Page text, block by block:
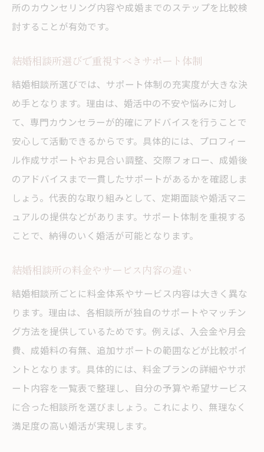
神奈川の結婚相談所サービス内容の違い解
説
結婚相談所料金とサービスで選ぶ際の基準
料金比較で見逃せない結婚相談所の特徴
サービス重視の結婚相談所選びを成功させ
る
結婚相談所を通じたパートナー探し成功の秘訣
結婚相談所で理想のパートナーを見つける
秘訣
川崎の結婚相談所で成婚率を高める方法
サポート活用でパートナー探しを成功へ導
く
結婚相談所の特徴別に自分に合う場所を探す
結婚相談所のタイプ別特徴と選び方ガイド
自分に合う結婚相談所を特徴から見極める
神奈川の相談所で最適なスタイルを探す方
所のカウンセリング内容や成婚までのステップを比較検
討することが有効です。
結婚相談所選びで重視すべきサポート体制
結婚相談所選びでは、サポート体制の充実度が大きな決
め手となります。理由は、婚活中の不安や悩みに対し
て、専門カウンセラーが的確にアドバイスを行うことで
安心して活動できるからです。具体的には、プロフィー
ル作成サポートやお見合い調整、交際フォロー、成婚後
のアドバイスまで一貫したサポートがあるかを確認しま
しょう。代表的な取り組みとして、定期面談や婚活マニ
ュアルの提供などがあります。サポート体制を重視する
ことで、納得のいく婚活が可能となります。
結婚相談所の料金やサービス内容の違い
結婚相談所ごとに料金体系やサービス内容は大きく異な
ります。理由は、各相談所が独自のサポートやマッチン
グ方法を提供しているためです。例えば、入会金や月会
費、成婚料の有無、追加サポートの範囲などが比較ポイ
ントとなります。具体的には、料金プランの詳細やサポ
ート内容を一覧表で整理し、自分の予算や希望サービス
に合った相談所を選びましょう。これにより、無理なく
満足度の高い婚活が実現します。